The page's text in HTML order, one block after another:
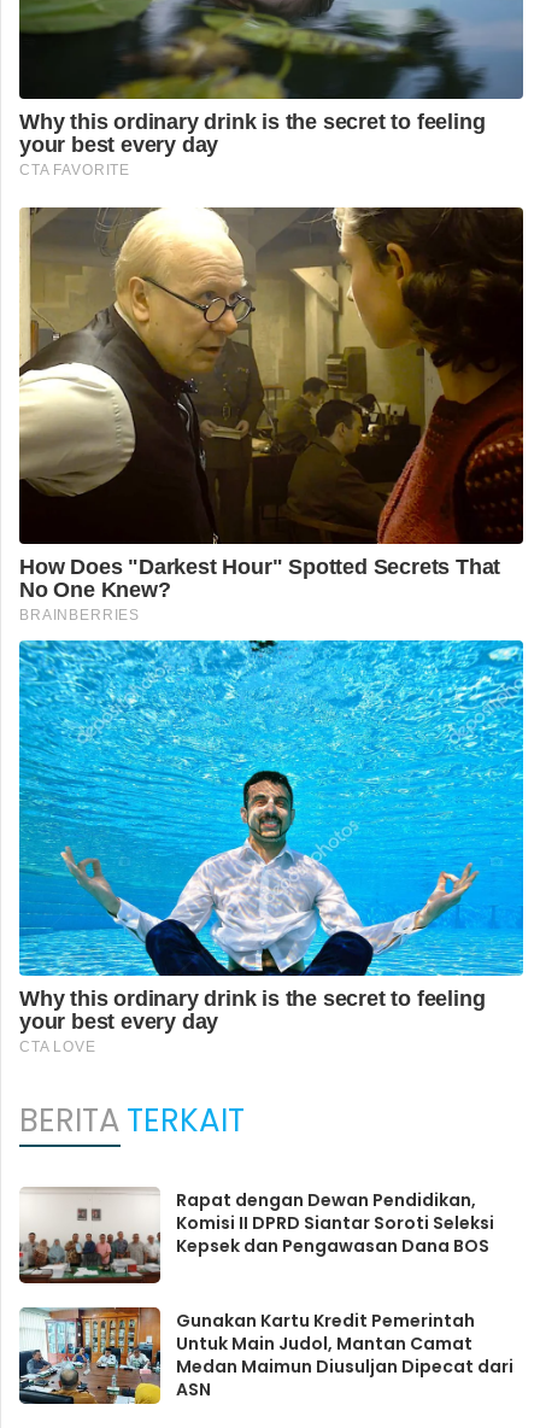
BERITATERKAIT
Rapat dengan Dewan Pendidikan,
Komisi II DPRD Siantar Soroti Seleksi
Kepsek dan Pengawasan Dana BOS
Gunakan Kartu Kredit Pemerintah
Untuk Main Judol, Mantan Camat
Medan Maimun Diusuljan Dipecat dari
ASN